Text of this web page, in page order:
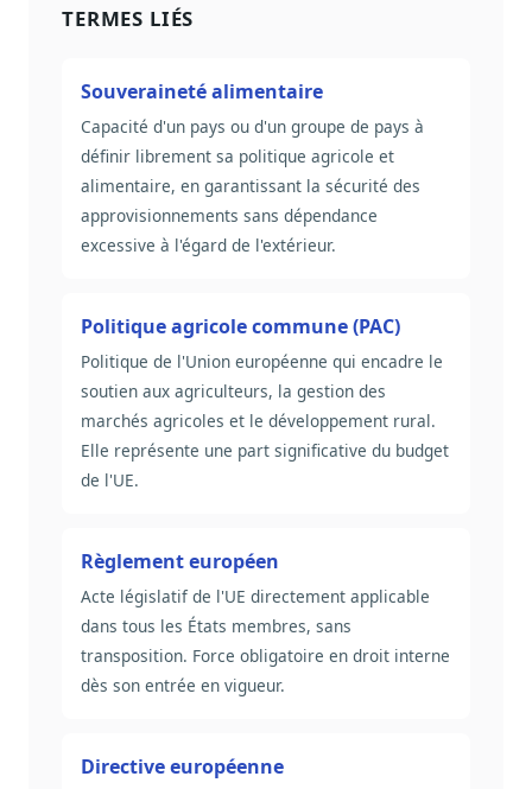
TERMES LIÉS
Souveraineté alimentaire
Capacité d'un pays ou d'un groupe de pays à
définir librement sa politique agricole et
alimentaire, en garantissant la sécurité des
approvisionnements sans dépendance
excessive à l'égard de l'extérieur.
Politique agricole commune (PAC)
Politique de l'Union européenne qui encadre le
soutien aux agriculteurs, la gestion des
marchés agricoles et le développement rural.
Elle représente une part significative du budget
de l'UE.
Règlement européen
Acte législatif de l'UE directement applicable
dans tous les États membres, sans
transposition. Force obligatoire en droit interne
dès son entrée en vigueur.
Directive européenne